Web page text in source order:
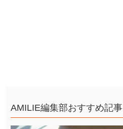
AMILIE編集部おすすめ記事